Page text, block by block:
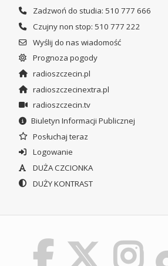
Zadzwoń do studia: 510 777 666
Czujny non stop: 510 777 222
Wyślij do nas wiadomość
Prognoza pogody
radioszczecin.pl
radioszczecinextra.pl
radioszczecin.tv
Biuletyn Informacji Publicznej
Posłuchaj teraz
Logowanie
DUŻA CZCIONKA
DUŻY KONTRAST